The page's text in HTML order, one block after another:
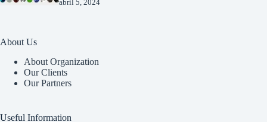
abril 5, 2024
About Us
About Organization
Our Clients
Our Partners
Useful Information